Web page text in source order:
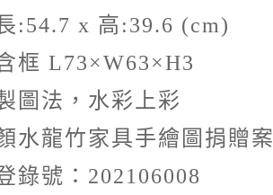
:54.7 x 高:39.6 (cm)
框 L73×W63×H3
圖法，水彩上彩
水龍竹家具手繪圖捐贈案
錄號：202106008